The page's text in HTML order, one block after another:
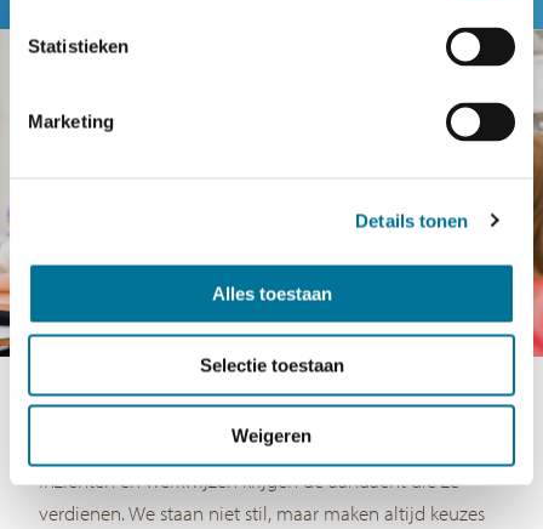
Statistieken
Marketing
Details tonen
Alles toestaan
Selectie toestaan
Weigeren
Schoolontwikkeling
De Beatrix is altijd in ontwikkeling. Nieuwe opvattingen,
inzichten en werkwijzen krijgen de aandacht die ze
verdienen. We staan niet stil, maar maken altijd keuzes